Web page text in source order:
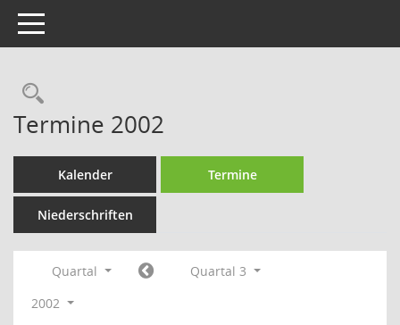
Toggle navigation
Rechercheauswahl
Termine 2002
Kalender Termine
Niederschriften
Quartal
Quartal 3
2002